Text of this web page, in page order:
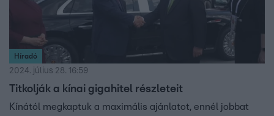
Híradó
2024. július 28. 16:59
Titkolják a kínai gigahitel részleteit
Kínától megkaptuk a maximális ajánlatot, ennél jobbat